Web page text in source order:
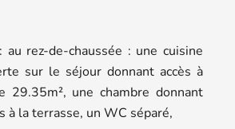
au rez-de-chaussée : une cuisine
sur le séjour donnant accès à
29.35m², une chambre donnant
à la terrasse, un WC séparé,